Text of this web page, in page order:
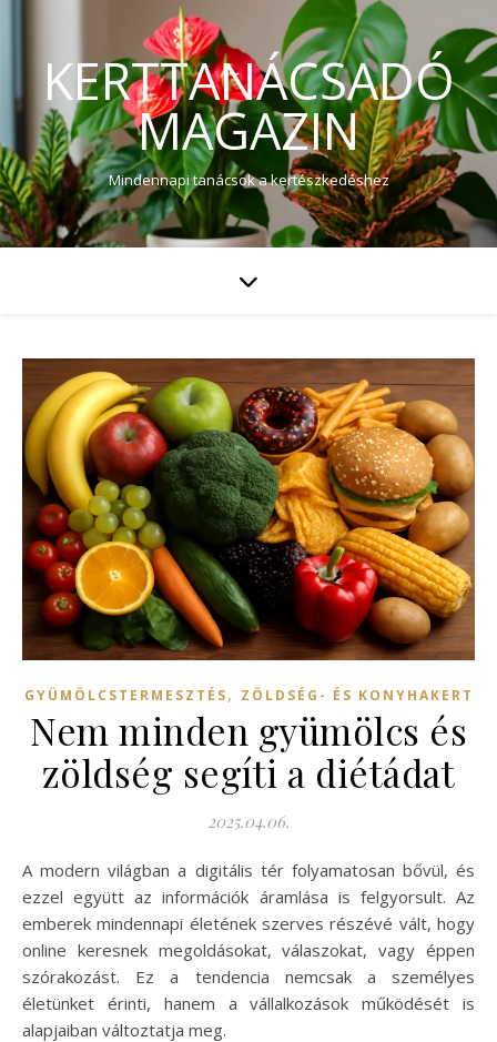
KERTTANÁCSADÓ
MAGAZIN
Mindennapi tanácsok a kertészkedéshez
GYÜMÖLCSTERMESZTÉS, ZÖLDSÉG- ÉS KONYHAKERT
Nem minden gyümölcs és
zöldség segíti a diétádat
2025.04.06.
A modern világban a digitális tér folyamatosan bővül, és
ezzel együtt az információk áramlása is felgyorsult. Az
emberek mindennapi életének szerves részévé vált, hogy
online keresnek megoldásokat, válaszokat, vagy éppen
szórakozást. Ez a tendencia nemcsak a személyes
életünket érinti, hanem a vállalkozások működését is
alapjaiban változtatja meg.